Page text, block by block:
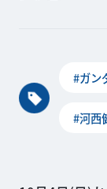
#ガン
#河西